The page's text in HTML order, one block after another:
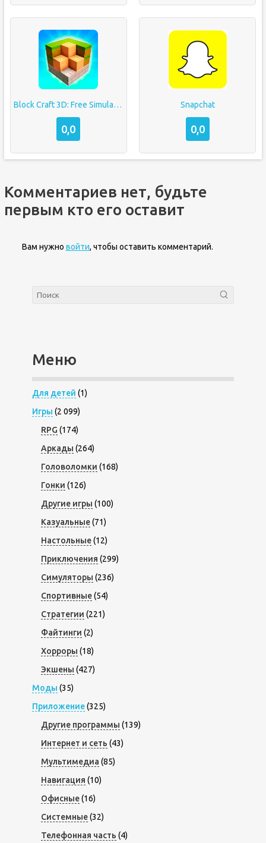
Block Craft 3D: Free Simulator
0,0
Snapchat
0,0
Комментариев нет, будьте
первым кто его оставит
Вам нужно войти, чтобы оставить комментарий.
Меню
Для детей (1)
Игры (2 099)
RPG (174)
Аркады (264)
Головоломки (168)
Гонки (126)
Другие игры (100)
Казуальные(71)
Настольные(12)
Приключения (299)
Симуляторы (236)
Спортивные(54)
Стратегии (221)
Файтинги (2)
Хорроры (18)
Экшены (427)
Моды (35)
Приложение(325)
Другие программы (139)
Интернет и сеть (43)
Мультимедиа (85)
Навигация (10)
Офисные(16)
Системные(32)
Телефонная часть (4)